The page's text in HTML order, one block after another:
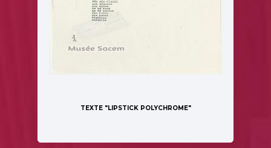
TEXTE "LIPSTICK POLYCHROME"